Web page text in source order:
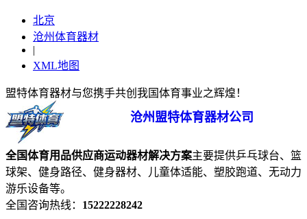
北京
沧州体育器材
|
XML地图
盟特体育器材与您携手共创我国体育事业之辉煌！
沧州盟特体育器材公司
全国体育用品供应商运动器材解决方案主要提供乒乓球台、篮
球架、健身路径、健身器材、儿童体适能、塑胶跑道、无动力
游乐设备等。
全国咨询热线： 15222228242